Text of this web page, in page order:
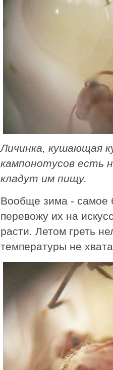
Личинка, кушающая
кампонотусов есть
кладут им пищу.
Вообще зима - самое
перевожу их на
расти. Летом греть
температуры не